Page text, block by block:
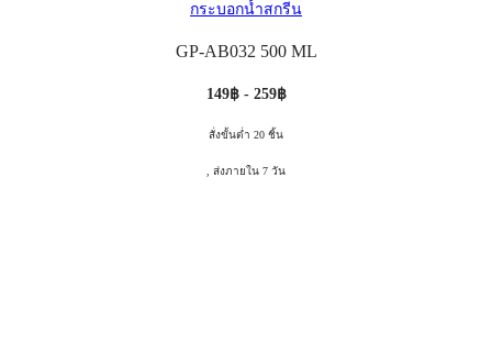
กระบอกน้ำสกรีน
GP-AB032 500 ML
149฿ - 259฿
สั่งขั้นต่ำ 20 ชิ้น
, ส่งภายใน 7 วัน